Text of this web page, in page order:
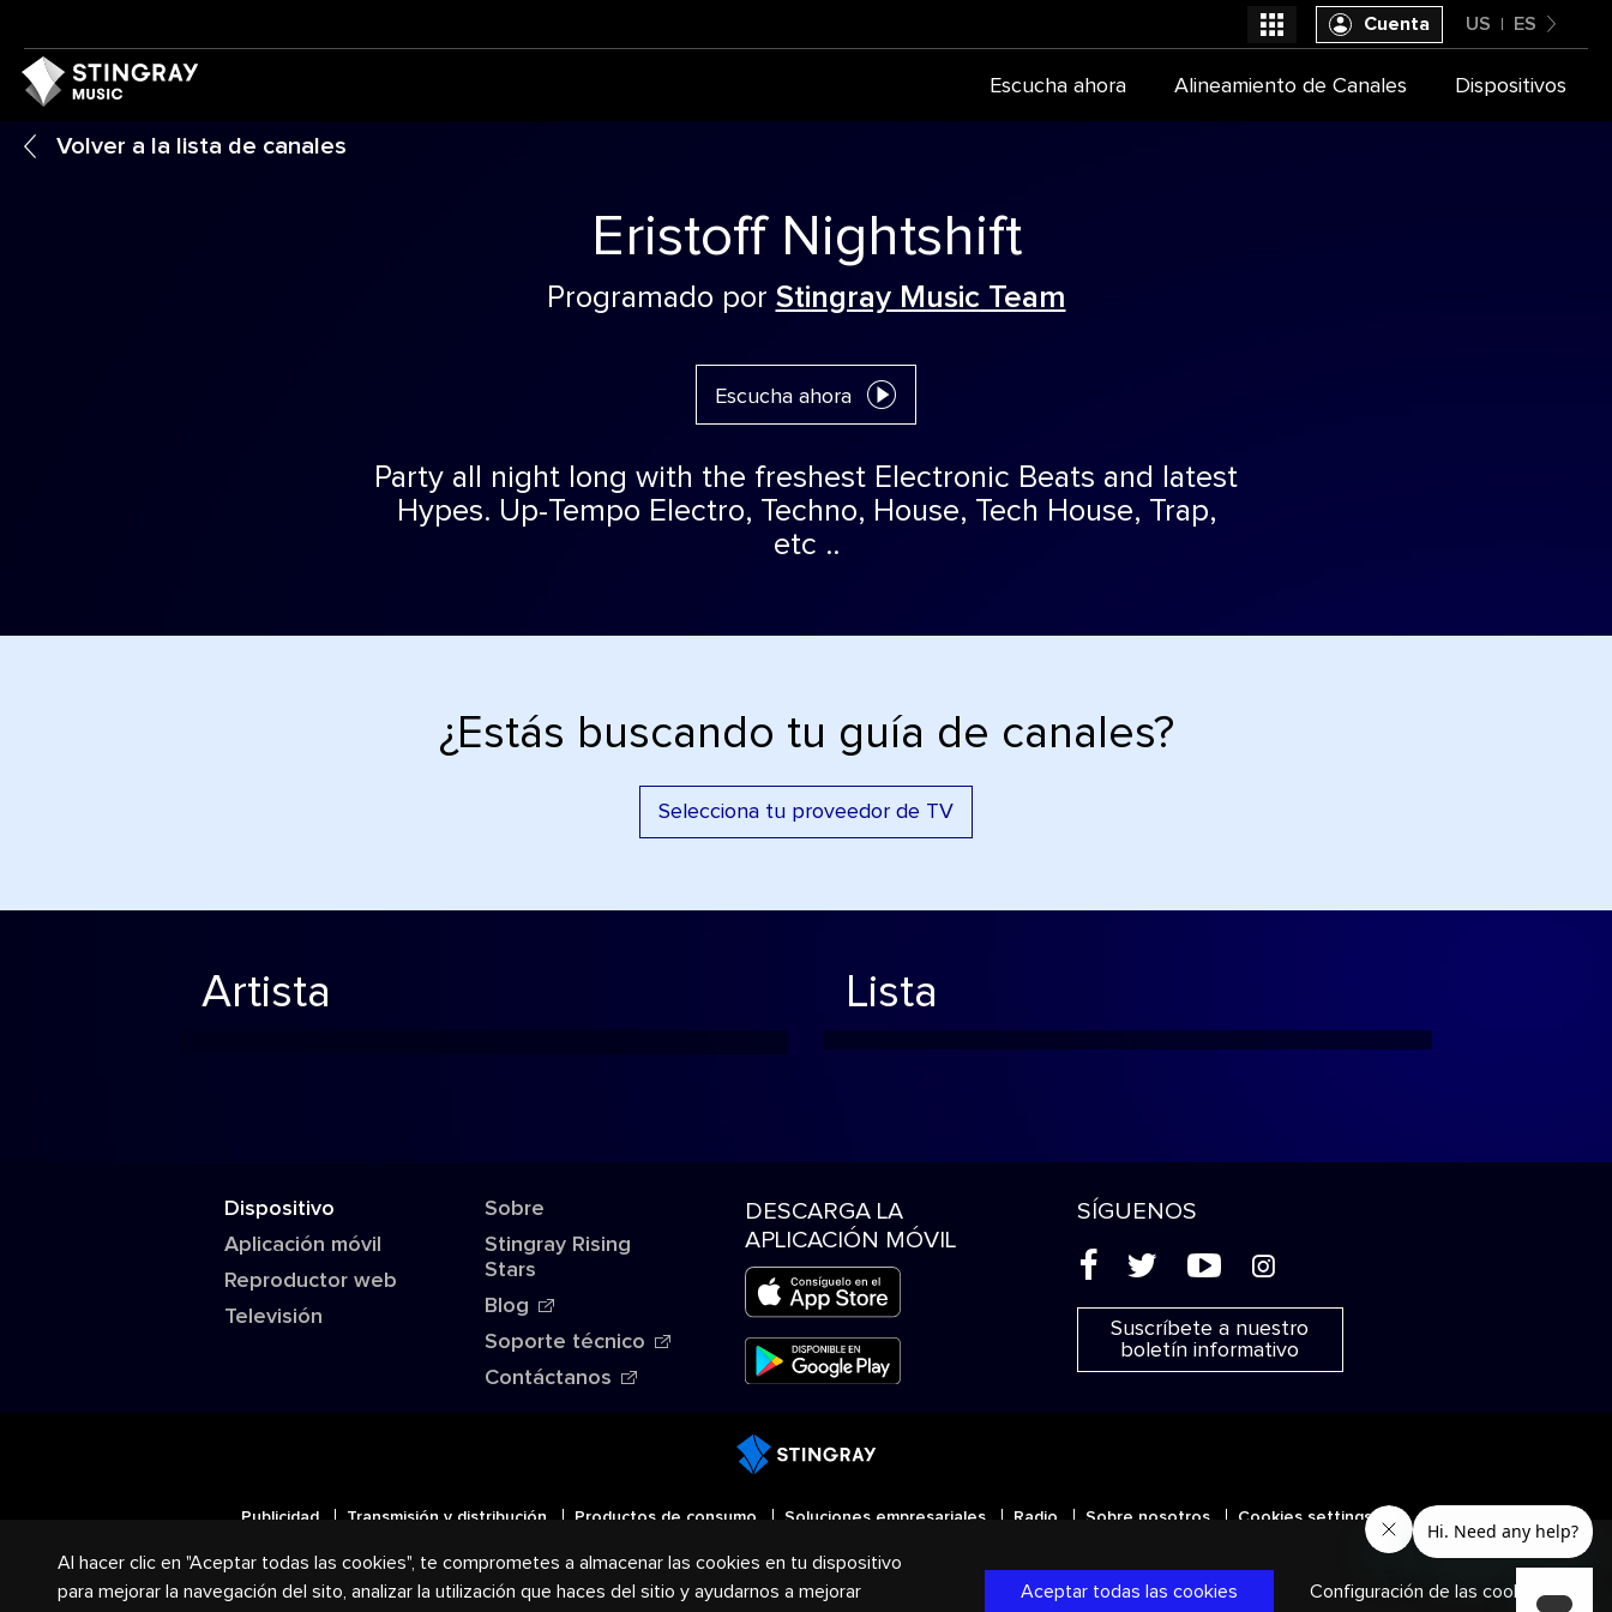
Volver a la lista de canales
Eristoff Nightshift
Programado por Stingray Music Team
Escucha ahora
Party all night long with the freshest Electronic Beats and latest
Hypes. Up-Tempo Electro, Techno, House, Tech House, Trap,
etc ..
¿Estás buscando tu guía de canales?
Selecciona tu proveedor de TV
Artista Lista
Dispositivo
Aplicación móvil
Reproductor web
Televisión
Sobre
Stingray Rising
Stars
Blog
Soporte técnico
Contáctanos
DESCARGA LA
APLICACIÓN MÓVIL
SÍGUENOS
( ' + &
Suscríbete a nuestro
boletín informativo
Publicidad Transmisión y distribución Productos de consumo Soluciones empresariales Radio Sobre nosotros Cookies settings
© 2018-2025 Stingray Group Inc. Todos los derechos reservados. STINGRAY®, STINGRAY® MUSIC y otras marcas y logos son
marcas comerciales de Stingray Group en Canadá, los EE. UU. y otros países.
Política de privacidad| Términos y condiciones
United States
US ES
Cuenta
Escucha ahora Alineamiento de Canales Dispositivos
Al hacer clic en "Aceptar todas las cookies", te comprometes a almacenar las cookies en tu dispositivo
para mejorar la navegación del sito, analizar la utilización que haces del sitio y ayudarnos a mejorar
Aceptar todas las cookies Configuración de las cookies